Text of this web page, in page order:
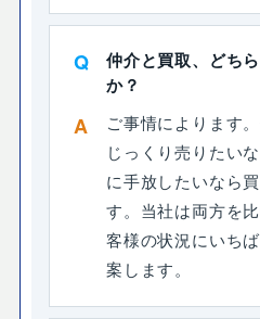
仲介と買取、どち
か？
ご事情によります
じっくり売りたい
に手放したいなら
す。当社は両方を
客様の状況にいち
案します。